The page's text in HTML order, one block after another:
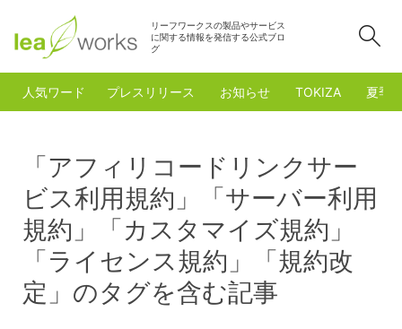
リーフワークスの製品やサービス
に関する情報を発信する公式ブロ
グ
人気ワード プレスリリース お知らせ TOKIZA 夏季
「アフィリコードリンクサー
ビス利用規約」「サーバー利用
規約」「カスタマイズ規約」
「ライセンス規約」「規約改
定」のタグを含む記事